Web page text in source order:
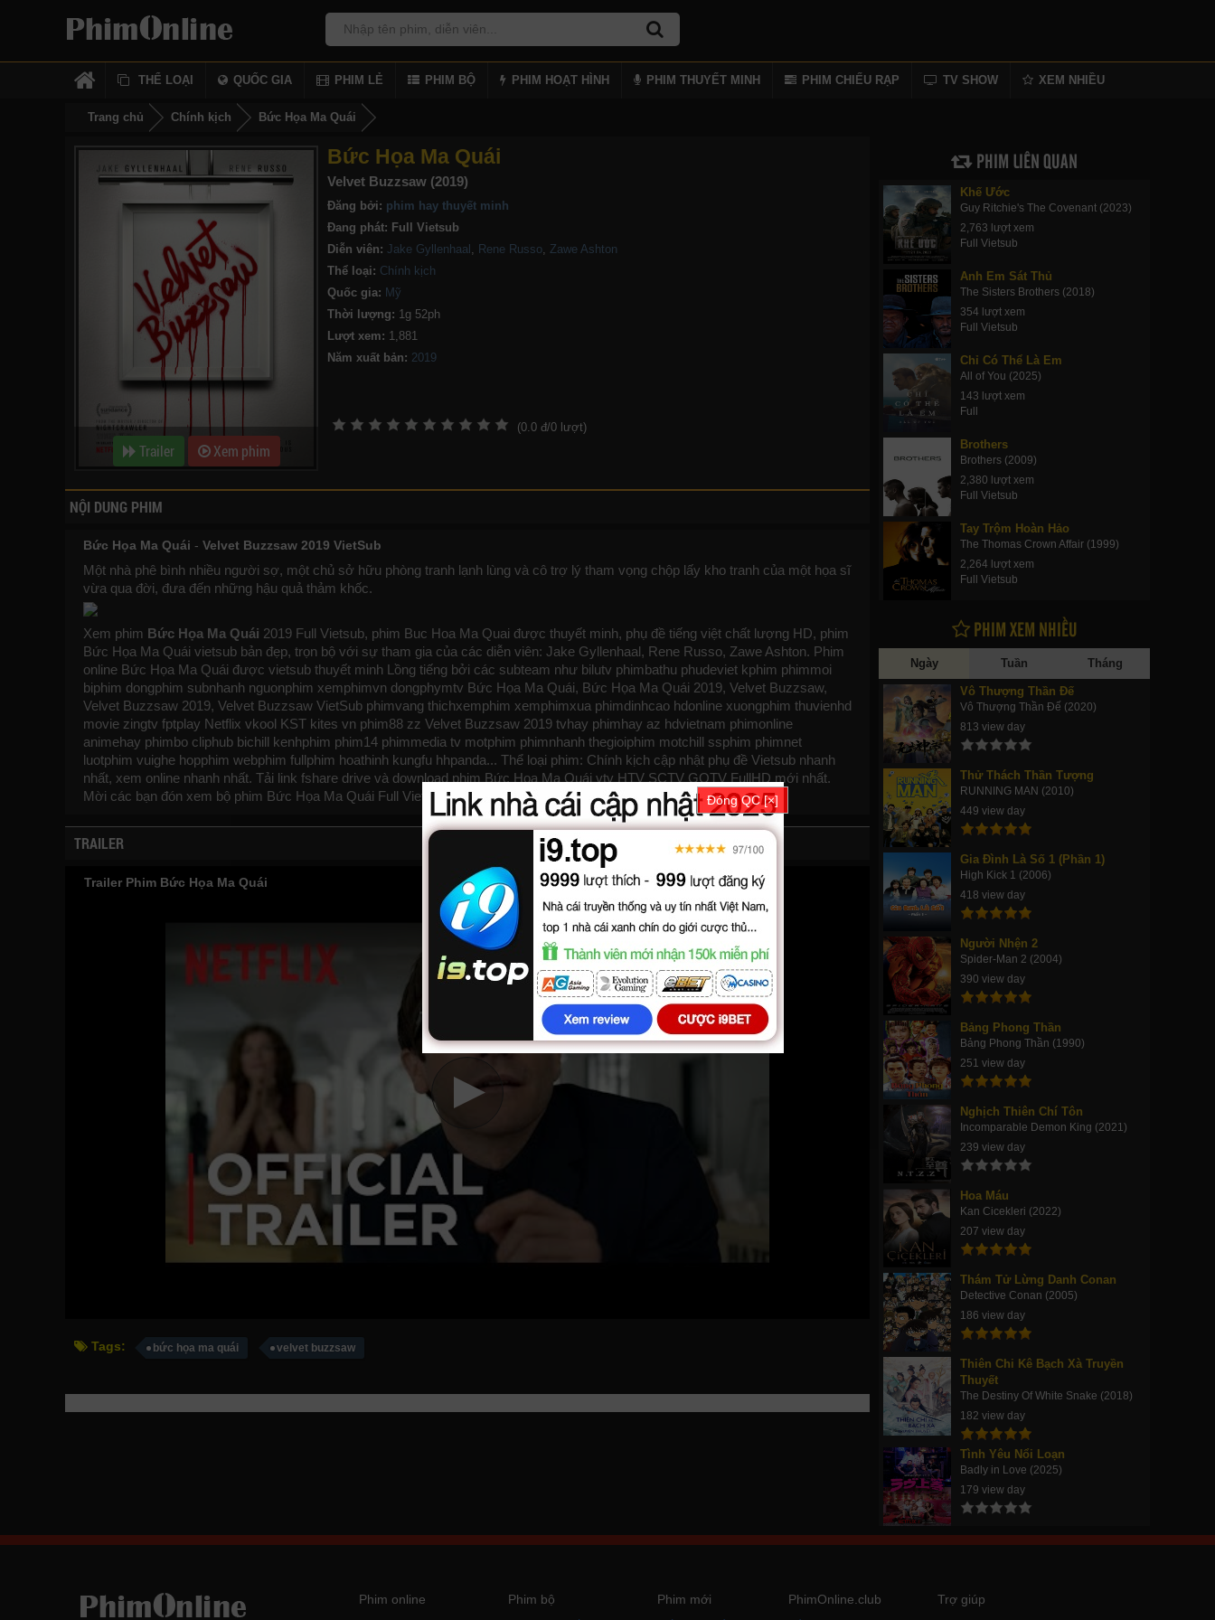
THỂ LOẠI QUỐC GIA PHIM LẺ PHIM BỘ PHIM HOẠT HÌNH PHIM THUYẾT MINH PHIM CHIẾU RẠP TV SHOW XEM NHIỀU
Trang chủ Chính kịch Bức Họa Ma Quái
Trailer Xem phim
Bức Họa Ma Quái
Velvet Buzzsaw (2019)
Đăng bởi: phim hay thuyết minh
Đang phát: Full Vietsub
Diễn viên: Jake Gyllenhaal , Rene Russo, Zawe Ashton
Thể loại: Chính kịch
Quốc gia: Mỹ
Thời lượng: 1g 52ph
Lượt xem: 1,881
Năm xuất bản:
(0.0 đ/0 lượt)
NỘI DUNG PHIM
Bức Họa Ma Quái - Velvet Buzzsaw 2019 VietSub
Một nhà phê bình nhiều người sợ, một chủ sở hữu phòng tranh lạnh lùng và cô trợ lý tham vọng chộp lấy kho tranh của một họa sĩ
vừa qua đời, đưa đến những hậu quả thảm khốc.
Xem phim Bức Họa Ma Quái 2019 Full Vietsub, phim Buc Hoa Ma Quai được thuyết minh, phụ đề tiếng việt chất lượng HD, phim
Bức Họa Ma Quái vietsub bản đẹp, trọn bộ với sự tham gia của các diễn viên: Jake Gyllenhaal, Rene Russo, Zawe Ashton. Phim
online Bức Họa Ma Quái được vietsub thuyết minh Lồng tiếng bởi các subteam như bilutv phimbathu phudeviet kphim phimmoi
biphim dongphim subnhanh nguonphim xemphimvn dongphymtv Bức Họa Ma Quái, Bức Họa Ma Quái 2019, Velvet Buzzsaw,
Velvet Buzzsaw 2019, Velvet Buzzsaw VietSub phimvang thichxemphim xemphimxua phimdinhcao hdonline xuongphim thuvienhd
movie zingtv fptplay Netflix vkool KST kites vn phim88 zz Velvet Buzzsaw 2019 tvhay phimhay az hdvietnam phimonline
animehay phimbo cliphub bichill kenhphim phim14 phimmedia tv motphim phimnhanh thegioiphim motchill ssphim phimnet
luotphim vuighe hopphim webphim fullphim hoathinh kungfu hhpanda... Thể loại phim: Chính kịch cập nhật phụ đề Vietsub nhanh
nhất, xem online nhanh nhất. Tải link fshare drive và download phim Bức Họa Ma Quái vtv HTV SCTV GOTV FullHD mới nhất.
Mời các bạn đón xem bộ phim Bức Họa Ma Quái Full Vietsub
TRAILER
Trailer Phim Bức Họa Ma Quái
Tags: bức họa ma quái velvet buzzsaw
PHIM LIÊN QUAN
Khế Ước
Guy Ritchie's The Covenant (2023)
2,763 lượt xem
Full Vietsub
Anh Em Sát Thủ
The Sisters Brothers (2018)
354 lượt xem
Full Vietsub
Chỉ Có Thể Là Em
All of You (2025)
143 lượt xem
Full
Brothers
Brothers (2009)
2,380 lượt xem
Full Vietsub
Tay Trộm Hoàn Hảo
The Thomas Crown Affair (1999)
2,264 lượt xem
Full Vietsub
PHIM XEM NHIỀU
Ngày Tuần Tháng
Vô Thượng Thần Đế
Vô Thượng Thần Đế (2020)
813 view day
Thử Thách Thần Tượng
RUNNING MAN (2010)
449 view day
Gia Đình Là Số 1 (Phần 1)
High Kick 1 (2006)
418 view day
Người Nhện 2
Spider-Man 2 (2004)
390 view day
Bảng Phong Thần
Bảng Phong Thần (1990)
251 view day
Nghịch Thiên Chí Tôn
Incomparable Demon King (2021)
239 view day
Hoa Máu
Kan Cicekleri (2022)
207 view day
Thám Tử Lừng Danh Conan
Detective Conan (2005)
186 view day
Thiên Chi Kê Bạch Xà Truyền
Thuyết
The Destiny Of White Snake (2018)
182 view day
Tình Yêu Nổi Loạn
Badly in Love (2025)
179 view day
Phim online Phim bộ Phim mới PhimOnline.club Trợ giúp
Đóng QC [×]